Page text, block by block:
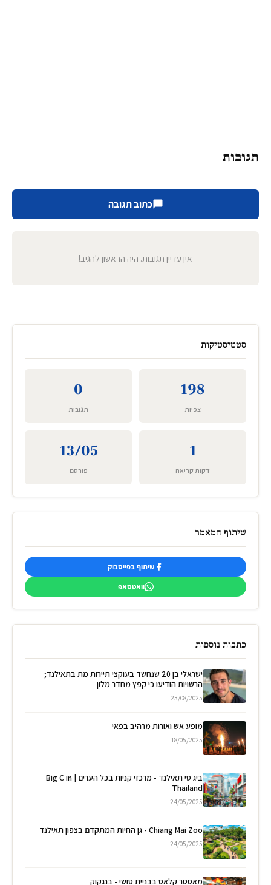
תגובות
כתוב תגובה
אין עדיין תגובות. היה הראשון להגיב!
סטטיסטיקות
198
צפיות
0
תגובות
1
דקות קריאה
13/05
פורסם
שיתוף המאמר
שיתוף בפייסבוק
וואטסאפ
כתבות נוספות
ישראלי בן 20 שנחשד בעוקצי תיירות מת בתאילנד;
הרשויות הודיעו כי קפץ מחדר מלון
23/08/2025
מופע אש ואורות מרהיב בפאי
18/05/2025
ביג סי תאילנד - מרכזי קניות בכל הערים | Big C in
Thailand
24/05/2025
Chiang Mai Zoo - גן החיות המתקדם בצפון תאילנד
24/05/2025
מאסטר קלאס בבניית סושי - בנגקוק